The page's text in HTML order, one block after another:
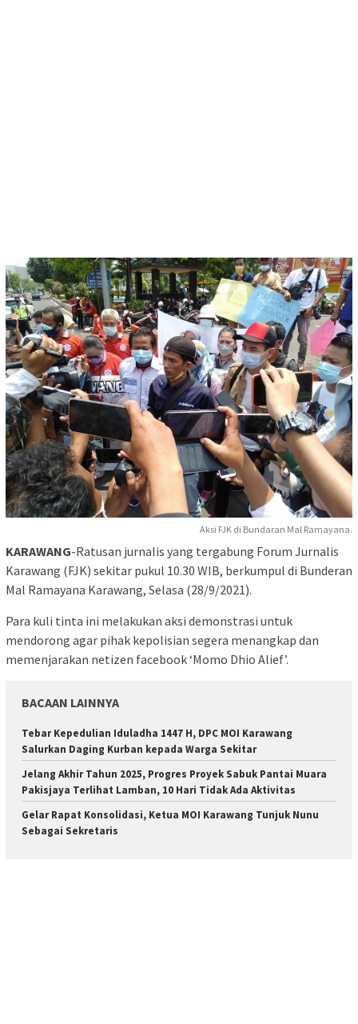
Aksi FJK di Bundaran Mal Ramayana.
KARAWANG-Ratusan jurnalis yang tergabung Forum Jurnalis
Karawang (FJK) sekitar pukul 10.30 WIB, berkumpul di Bunderan
Mal Ramayana Karawang, Selasa (28/9/2021).
Para kuli tinta ini melakukan aksi demonstrasi untuk
mendorong agar pihak kepolisian segera menangkap dan
memenjarakan netizen facebook ‘Momo Dhio Alief’.
BACAAN LAINNYA
Tebar Kepedulian Iduladha 1447 H, DPC MOI Karawang
Salurkan Daging Kurban kepada Warga Sekitar
Jelang Akhir Tahun 2025, Progres Proyek Sabuk Pantai Muara
Pakisjaya Terlihat Lamban, 10 Hari Tidak Ada Aktivitas
Gelar Rapat Konsolidasi, Ketua MOI Karawang Tunjuk Nunu
Sebagai Sekretaris